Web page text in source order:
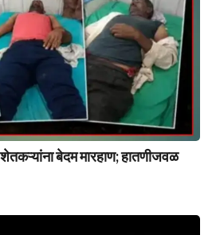
शेतकऱ्यांना बेदम मारहाण; हातणीजवळ